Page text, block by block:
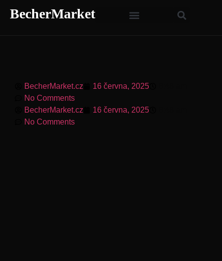
BecherMarket
BecherMarket.cz 16 června, 2025
No Comments
BecherMarket.cz
16 června, 2025
No Comments